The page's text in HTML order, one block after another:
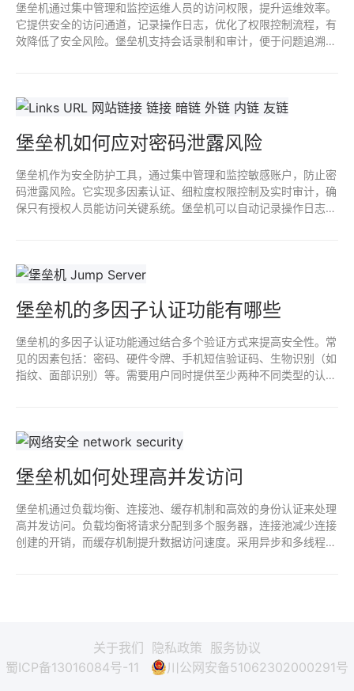
堡垒机通过集中管理和监控运维人员的访问权限，提升运维效率。
它提供安全的访问通道，记录操作日志，优化了权限控制流程，有
效降低了安全风险。堡垒机支持会话录制和审计，便于问题追溯和
堡垒机如何应对密码泄露风险
堡垒机作为安全防护工具，通过集中管理和监控敏感账户，防止密
码泄露风险。它实现多因素认证、细粒度权限控制及实时审计，确
保只有授权人员能访问关键系统。堡垒机可以自动记录操作日志，
堡垒机的多因子认证功能有哪些
堡垒机的多因子认证功能通过结合多个验证方式来提高安全性。常
见的因素包括：密码、硬件令牌、手机短信验证码、生物识别（如
指纹、面部识别）等。需要用户同时提供至少两种不同类型的认证
堡垒机如何处理高并发访问
堡垒机通过负载均衡、连接池、缓存机制和高效的身份认证来处理
高并发访问。负载均衡将请求分配到多个服务器，连接池减少连接
创建的开销，而缓存机制提升数据访问速度。采用异步和多线程处
关于我们 隐私政策 服务协议
蜀ICP备13016084号-11
川公网安备51062302000291号